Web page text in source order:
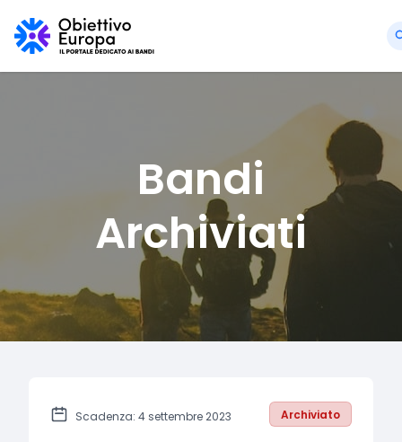
Bandi
Archiviati
Scadenza: 4 settembre 2023 Archiviato